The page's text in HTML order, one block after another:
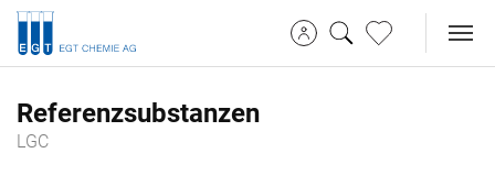
Referenzsubstanzen
LGC